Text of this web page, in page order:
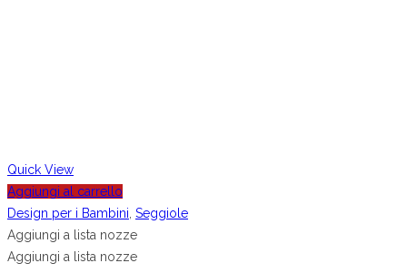
Quick View
Aggiungi al carrello
Design per i Bambini Seggiole
Aggiungi a lista nozze
Aggiungi a lista nozze